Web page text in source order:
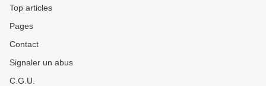
Top articles
Pages
Contact
Signaler un abus
C.G.U.